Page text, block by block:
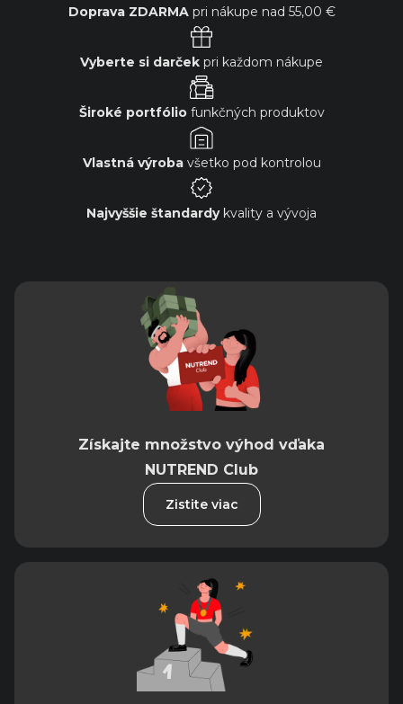
Doprava ZDARMApri nákupe nad 55,00 €
Vyberte si darček pri každom nákupe
Široké portfóliofunkčných produktov
Vlastná výrobavšetko pod kontrolou
Najvyššie štandardykvality a vývoja
Získajte množstvo výhod vďaka
NUTREND Club
Zistite viac